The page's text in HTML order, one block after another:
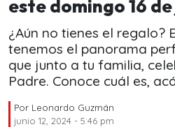
este domingo 16
¿Aún no tienes el regalo?
tenemos el panorama
que junto a tu familia,
Padre. Conoce cuál es,
Por Leonardo Guzmán
junio 12, 2024 - 5:46 pm